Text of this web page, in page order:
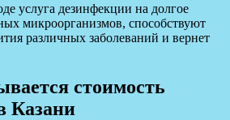
услуга дезинфекции на долгое
микроорганизмов, способствуют
различных заболеваний и вернет
стоимость
Казани